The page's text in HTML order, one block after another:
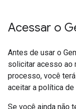
Acessar o
Antes de usar o
solicitar acesso ao
processo, você
aceitar a política
Se você ainda não